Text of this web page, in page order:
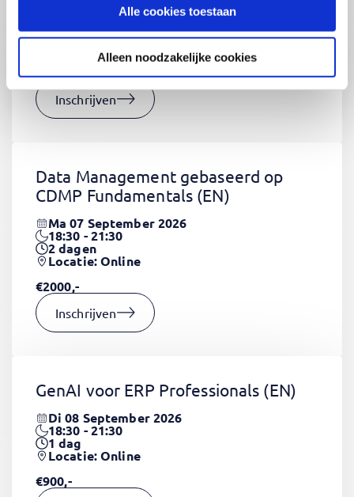
Alle cookies toestaan
Alleen noodzakelijke cookies
Do 03 September 2026
2dagen
€1320,-
Inschrijven
Data Management gebaseerd op
CDMP Fundamentals (EN)
Ma 07 September 2026
18:30 - 21:30
2dagen
Locatie: Online
€2000,-
Inschrijven
GenAI voor ERP Professionals (EN)
Di 08 September 2026
18:30 - 21:30
1dag
Locatie: Online
€900,-